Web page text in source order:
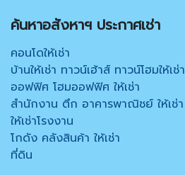
ค้นหาอสังหาฯ ประกาศเช่า
คอนโดให้เช่า
บ้านให้เช่า ทาวน์เฮ้าส์ ทาวน์โฮมให้เช่า
ออฟฟิศ โฮมออฟฟิศ ให้เช่า
สำนักงาน ตึก อาคารพาณิชย์ ให้เช่า
ให้เช่าโรงงาน
โกดัง คลังสินค้า ให้เช่า
ที่ดิน